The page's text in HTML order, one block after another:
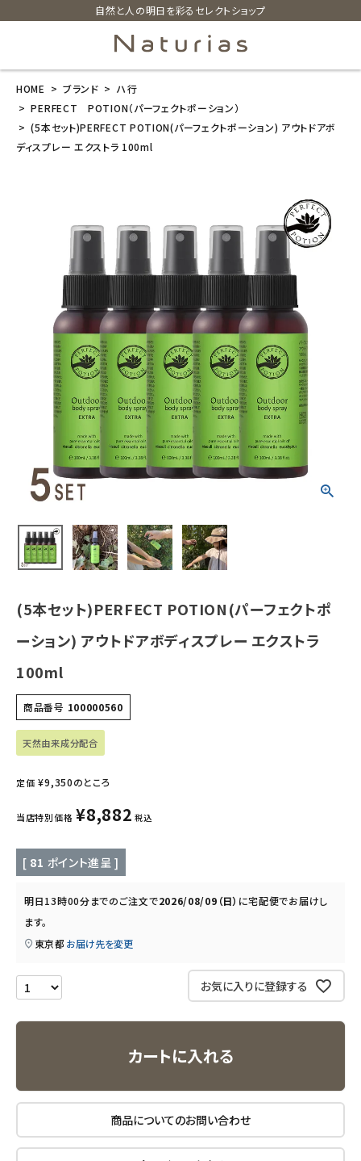
自然と人の明日を彩るセレクトショップ
search
(5本セット)PE
RFECT POTIO
N(パーフェクト
ポーション) ア
ウトドアボディ
スプレー エク
ストラ 100ml
(税込)
新商品
カテゴリーから探す
美容・コスメ・香水
衛生用品
日用品雑貨
フェムケア
インナー・下着・ナイトウェア
キッチン用品
フード・ドリンク
ブランド
定期購入
オリジナルブランド
ナチュラムーン
エコメイト
ナチュラプラス
HOME ブランド
ハ行
PERFECT POTION（パーフェクトポーション）
(5本セット)PERFECT POTION(パーフェクトポーション) アウトドアボ
ディスプレー エクストラ 100ml
(5本セット)PERFECT POTION(パーフェクトポ
ーション) アウトドアボディスプレー エクストラ
100ml
商品番号 100000560
天然由来成分配合
定価 ¥9,350のところ
当店特別価格 ¥8,882 税込
[ 81 ポイント進呈 ]
明日13時00分までのご注文で2026/08/09（日） に宅配便でお届けし
ます。
東京都 お届け先を変更
お気に入りに登録する
カートに入れる
商品についてのお問い合わせ